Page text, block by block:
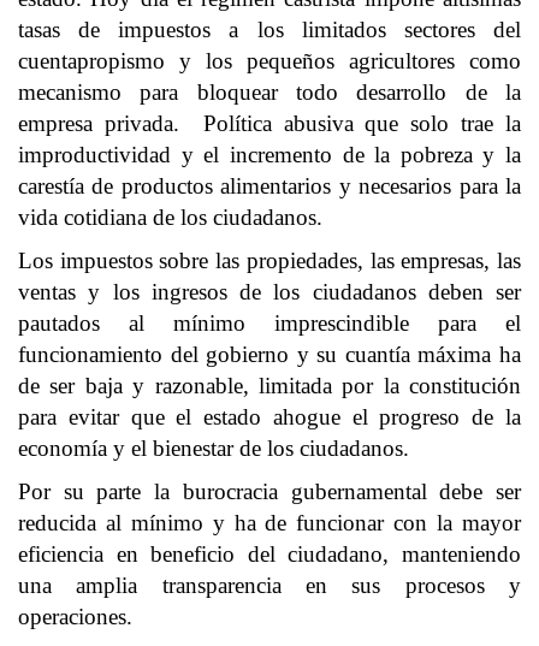
tasas de impuestos a los limitados sectores del
cuentapropismo y los pequeños agricultores como
mecanismo para bloquear todo desarrollo de la
empresa privada. Política abusiva que solo trae la
improductividad y el incremento de la pobreza y la
carestía de productos alimentarios y necesarios para la
vida cotidiana de los ciudadanos.
Los impuestos sobre las propiedades, las empresas, las
ventas y los ingresos de los ciudadanos deben ser
pautados al mínimo imprescindible para el
funcionamiento del gobierno y su cuantía máxima ha
de ser baja y razonable, limitada por la constitución
para evitar que el estado ahogue el progreso de la
economía y el bienestar de los ciudadanos.
Por su parte la burocracia gubernamental debe ser
reducida al mínimo y ha de funcionar con la mayor
eficiencia en beneficio del ciudadano, manteniendo
una amplia transparencia en sus procesos y
operaciones.